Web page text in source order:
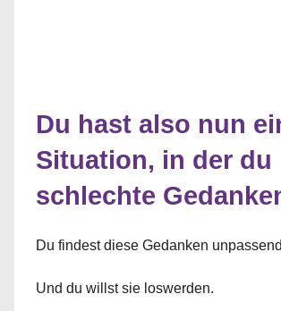
Du hast also nun
Situation, in der du
schlechte
Du findest diese Gedanken
Und du willst sie loswerden.